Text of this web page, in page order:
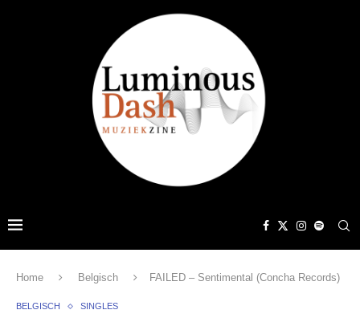
Home Belgisch FAILED – Sentimental (Concha Records)
BELGISCH SINGLES